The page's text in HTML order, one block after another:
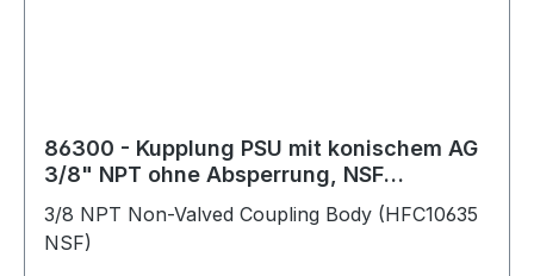
86300 - Kupplung PSU mit konischem AG
3/8" NPT ohne Absperrung, NSF
3/8 NPT Non-Valved Coupling Body (HFC10635
NSF)